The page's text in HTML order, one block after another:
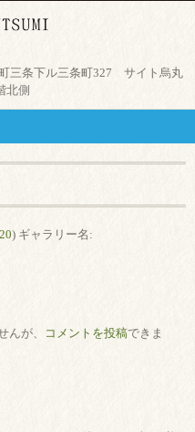
丸御池駅から
格和食と日
三条下ル三条町327 サイト烏丸
北側
) ギャラリー名:
んが、 コメントを投稿できま